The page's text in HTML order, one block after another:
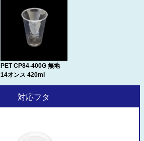
PET CP84-400G 無地
14オンス 420ml
対応フタ